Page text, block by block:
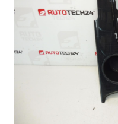
Kurv
Levering